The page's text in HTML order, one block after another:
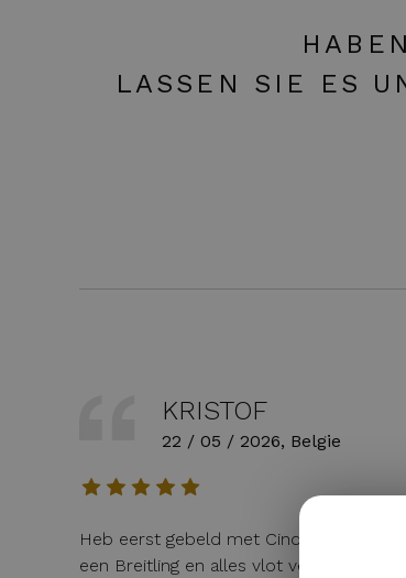
LASSEN SIE ES
KRISTOF
22 / 05 / 2026, Belgie
Heb eerst gebeld met Cindy voor wat
een Breitling en alles vlot verlopen